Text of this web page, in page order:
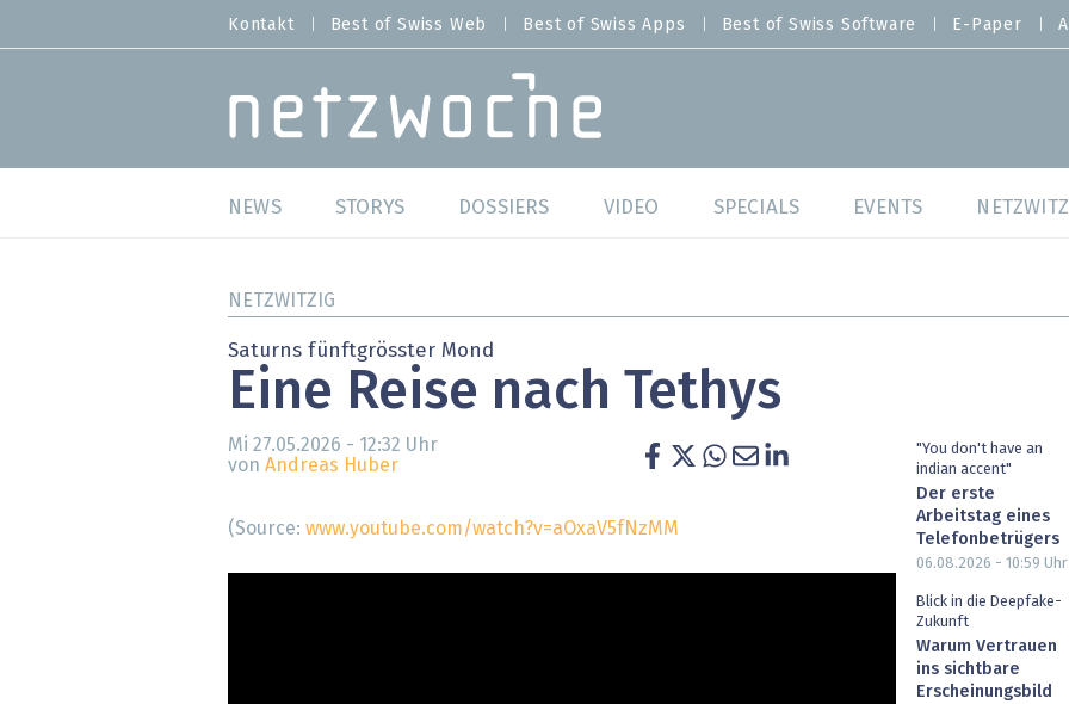
zum
MENU
Kontakt Best of Swiss Web Best of Swiss Apps Best of Swiss Software E-Paper
MAIN NAVIGATION
NEWS
Studien
Meinungen
STORYS DOSSIERS
Best of Swiss Software
VIDEO SPECIALS
Cybersecurity
IT for Gov
Cloud & Managed Services
Artificial Intelligence
EVENTS
NETZWITZIG
Saturns fünftgrösster Mond
Eine Reise nach Tethys
Mi 27.05.2026 - 12:32 Uhr
von Andreas Huber
(Source: www.youtube.com/watch?v=aOxaV5fNzMM
"You don't have an
indian accent"
Der erste
Arbeitstag eines
Telefonbetrügers
06.08.2026 - 10:59 Uhr
Blick in die Deepfake-
Zukunft
Warum Vertrauen
ins sichtbare
Erscheinungsbild